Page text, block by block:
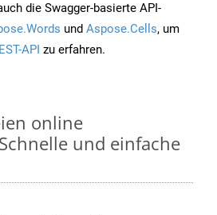
die Swagger-basierte API-
und Aspose.Cells, um
API zu erfahren.
online
und einfache